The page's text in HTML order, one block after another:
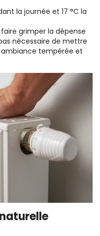
la journée et 17 °C la
grimper la dépense
nécessaire de mettre
tempérée et